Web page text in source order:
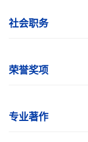
社会职务
荣誉奖项
专业著作